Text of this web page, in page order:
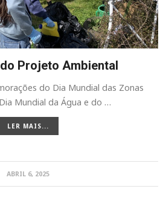
Projeto Ambiental
do Dia Mundial das Zonas
Mundial da Água e do …
LER MAIS...
ABRIL 6, 2025